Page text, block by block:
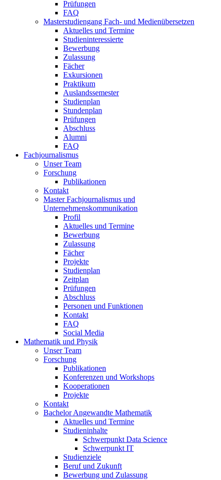
Prüfungen
FAQ
Masterstudiengang Fach- und Medienübersetzen
Aktuelles und Termine
Studieninteressierte
Bewerbung
Zulassung
Fächer
Exkursionen
Praktikum
Auslandssemester
Studienplan
Stundenplan
Prüfungen
Abschluss
Alumni
FAQ
Fachjournalismus
Unser Team
Forschung
Publikationen
Kontakt
Master Fachjournalismus und
Unternehmenskommunikation
Profil
Aktuelles und Termine
Bewerbung
Zulassung
Fächer
Projekte
Studienplan
Zeitplan
Prüfungen
Abschluss
Personen und Funktionen
Kontakt
FAQ
Social Media
Mathematik und Physik
Unser Team
Forschung
Publikationen
Konferenzen und Workshops
Kooperationen
Projekte
Kontakt
Bachelor Angewandte Mathematik
Aktuelles und Termine
Studieninhalte
Schwerpunkt Data Science
Schwerpunkt IT
Studienziele
Beruf und Zukunft
Bewerbung und Zulassung